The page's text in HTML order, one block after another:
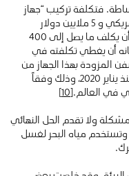
فتكلفة تركيب “جهاز
غسل الغاز” تتراوح ما بين 1.5 مليون دولار أمريكي و 5 ملايين دولار
أمريكي، في حين أن الوقود الأنظف يمكن أن يكلف ما يصل إلى 400
أن يغطي تكلفته في
بهذا الجهاز من
2011 سفينة إلى 3935 خلال 14 شهراً فقط منذ يناير 2020، وذلك وفقاً
في العالم.[10]
ولا تقدم الحل النهائي
مياه البحر لغسل